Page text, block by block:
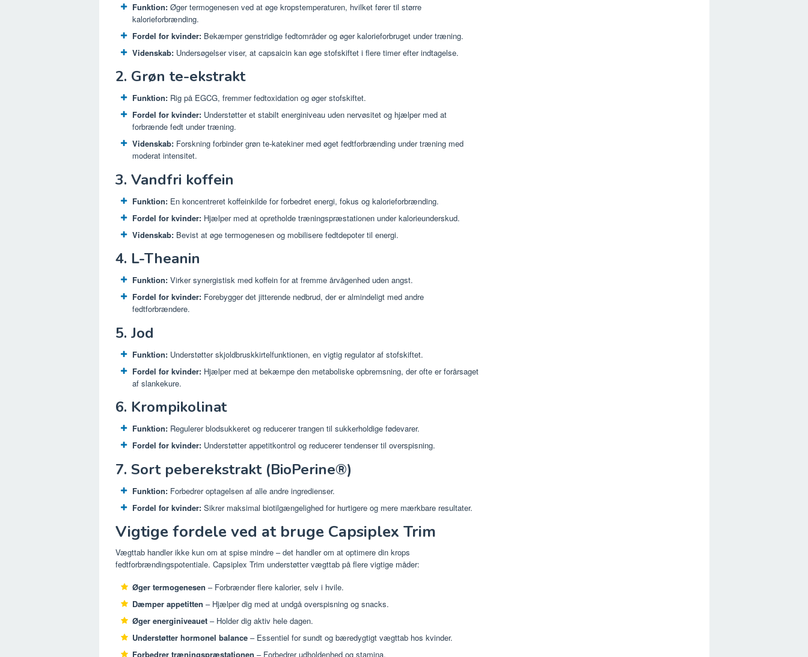
Funktion: Øger termogenesen ved at øge kropstemperaturen, hvilket fører til større
kalorieforbrænding.
Fordel for kvinder: Bekæmper genstridige fedtområder og øger kalorieforbruget under træning.
Videnskab: Undersøgelser viser, at capsaicin kan øge stofskiftet i flere timer efter indtagelse.
2. Grøn te-ekstrakt
Funktion: Rig på EGCG, fremmer fedtoxidation og øger stofskiftet.
Fordel for kvinder: Understøtter et stabilt energiniveau uden nervøsitet og hjælper med at
forbrænde fedt under træning.
Videnskab: Forskning forbinder grøn te-katekiner med øget fedtforbrænding under træning med
moderat intensitet.
3. Vandfri koffein
Funktion: En koncentreret koffeinkilde for forbedret energi, fokus og kalorieforbrænding.
Fordel for kvinder: Hjælper med at opretholde træningspræstationen under kalorieunderskud.
Videnskab: Bevist at øge termogenesen og mobilisere fedtdepoter til energi.
4. L-Theanin
Funktion: Virker synergistisk med koffein for at fremme årvågenhed uden angst.
Fordel for kvinder: Forebygger det jitterende nedbrud, der er almindeligt med andre
fedtforbrændere.
5. Jod
Funktion: Understøtter skjoldbruskkirtelfunktionen, en vigtig regulator af stofskiftet.
Fordel for kvinder: Hjælper med at bekæmpe den metaboliske opbremsning, der ofte er forårsaget
af slankekure.
6. Krompikolinat
Funktion: Regulerer blodsukkeret og reducerer trangen til sukkerholdige fødevarer.
Fordel for kvinder: Understøtter appetitkontrol og reducerer tendenser til overspisning.
7. Sort peberekstrakt (BioPerine®)
Funktion: Forbedrer optagelsen af alle andre ingredienser.
Fordel for kvinder: Sikrer maksimal biotilgængelighed for hurtigere og mere mærkbare resultater.
Vigtige fordele ved at bruge Capsiplex Trim
Vægttab handler ikke kun om at spise mindre – det handler om at optimere din krops
fedtforbrændingspotentiale. Capsiplex Trim understøtter vægttab på flere vigtige måder:
Øger termogenesen – Forbrænder flere kalorier, selv i hvile.
Dæmper appetitten – Hjælper dig med at undgå overspisning og snacks.
Øger energiniveauet – Holder dig aktiv hele dagen.
Understøtter hormonel balance – Essentiel for sundt og bæredygtigt vægttab hos kvinder.
Forbedrer træningspræstationen – Forbedrer udholdenhed og stamina.